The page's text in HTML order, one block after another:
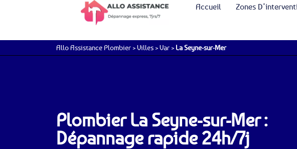
Accueil Zones
Allo Assistance Plombier >Villes >Var > La Seyne-sur-Mer
Plombier La Seyne-sur-Mer :
Dépannage rapide 24h/7j